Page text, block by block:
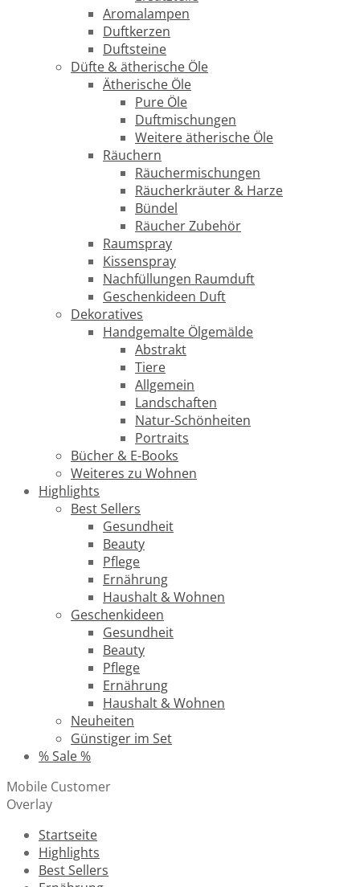
Aromalampen
Duftkerzen
Duftsteine
Düfte & ätherische Öle
Ätherische Öle
Pure Öle
Duftmischungen
Weitere ätherische Öle
Räuchern
Räuchermischungen
Räucherkräuter & Harze
Bündel
Räucher Zubehör
Raumspray
Kissenspray
Nachfüllungen Raumduft
Geschenkideen Duft
Dekoratives
Handgemalte Ölgemälde
Abstrakt
Tiere
Allgemein
Landschaften
Natur-Schönheiten
Portraits
Bücher & E-Books
Weiteres zu Wohnen
Highlights
Best Sellers
Gesundheit
Beauty
Pflege
Ernährung
Haushalt & Wohnen
Geschenkideen
Gesundheit
Beauty
Pflege
Ernährung
Haushalt & Wohnen
Neuheiten
Günstiger im Set
% Sale %
Mobile Customer
Overlay
Startseite
Highlights
Best Sellers